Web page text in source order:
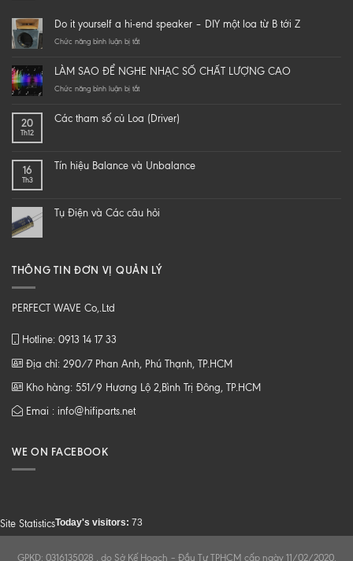
Do it yourself a hi-end speaker – DIY một loa từ B tới Z
Chức năng bình luận bị tắtở
yourself
a
speaker
loa
Z
LÀM SAO ĐỂ NGHE NHẠC SỐ CHẤT LƯỢNG CAO
Chức năng bình luận bị tắtở
ĐỂ
CHẤT
20
Th12
Các tham số củ Loa (Driver)
16
Th3
Tín hiệu Balance và Unbalance
Tụ Điện và Các câu hỏi
THÔNG TIN ĐƠN VỊ QUẢN LÝ
PERFECT WAVE Co,.Ltd
Hotline: 0913 14 17 33
Địa chỉ: 290/7 Phan Anh, Phú Thạnh, TP.HCM
Kho hàng: 551/9 Hương Lộ 2,Bình Trị Đông, TP.HCM
Emai : info@hifiparts.net
WE ON FACEBOOK
Site StatisticsToday's visitors: 73
GPKD: 0316135028 , do Sở Kế Hoạch – Đầu Tư TPHCM cấp ngày 11/02/2020.